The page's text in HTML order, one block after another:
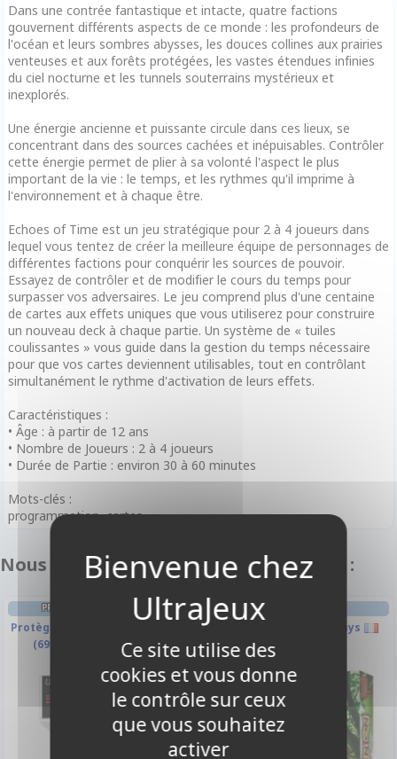
Dans une contrée fantastique et intacte, quatre factions
gouvernent différents aspects de ce monde : les profondeurs de
l'océan et leurs sombres abysses, les douces collines aux prairies
venteuses et aux forêts protégées, les vastes étendues infinies
du ciel nocturne et les tunnels souterrains mystérieux et
inexplorés.
Une énergie ancienne et puissante circule dans ces lieux, se
concentrant dans des sources cachées et inépuisables. Contrôler
cette énergie permet de plier à sa volonté l'aspect le plus
important de la vie : le temps, et les rythmes qu'il imprime à
l'environnement et à chaque être.
Echoes of Time est un jeu stratégique pour 2 à 4 joueurs dans
lequel vous tentez de créer la meilleure équipe de personnages de
différentes factions pour conquérir les sources de pouvoir.
Essayez de contrôler et de modifier le cours du temps pour
surpasser vos adversaires. Le jeu comprend plus d'une centaine
de cartes aux effets uniques que vous utiliserez pour construire
un nouveau deck à chaque partie. Un système de « tuiles
coulissantes » vous guide dans la gestion du temps nécessaire
pour que vos cartes deviennent utilisables, tout en contrôlant
simultanément le rythme d'activation de leurs effets.
Caractéristiques :
• Âge : à partir de 12 ans
• Nombre de Joueurs : 2 à 4 joueurs
• Durée de Partie : environ 30 à 60 minutes
Mots-clés :
programmation, cartes,
Nous vous recommandons également :
PROTÈGES CARTES SPÉCIAUX
Protèges Cartes Taille Spéciale
(69x69mm) 50 Pièces
Dominion - L'arrière Pays
-10%
Ce site utilise des
cookies et vous donne
le contrôle sur ceux
que vous souhaitez
activer